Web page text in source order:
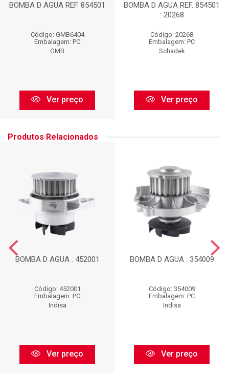
BOMBA D AGUA REF. 854501
Código: GMB6404
Embalagem: PC
GMB
Ver preço
BOMBA D AGUA REF. 854501
: 20268
Código: 20268
Embalagem: PC
Schadek
Ver preço
Produtos Relacionados
BOMBA D AGUA : 452001
Código: 452001
Embalagem: PC
Indisa
Ver preço
BOMBA D AGUA : 354009
Código: 354009
Embalagem: PC
Indisa
Ver preço